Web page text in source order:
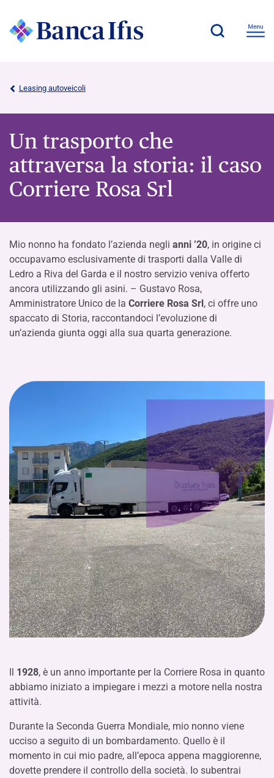
Leasing autoveicoli
Un trasporto che
attraversa la storia: il caso
Corriere Rosa Srl
Mio nonno ha fondato l’azienda negli anni ’20, in origine ci
occupavamo esclusivamente di trasporti dalla Valle di
Ledro a Riva del Garda e il nostro servizio veniva offerto
ancora utilizzando gli asini. – Gustavo Rosa,
Amministratore Unico de la Corriere Rosa Srl, ci offre uno
spaccato di Storia, raccontandoci l’evoluzione di
un’azienda giunta oggi alla sua quarta generazione.
Il 1928, è un anno importante per la Corriere Rosa in quanto
abbiamo iniziato a impiegare i mezzi a motore nella nostra
attività.
Durante la Seconda Guerra Mondiale, mio nonno viene
ucciso a seguito di un bombardamento. Quello è il
momento in cui mio padre, all’epoca appena maggiorenne,
dovette prendere il controllo della società. Io subentrai